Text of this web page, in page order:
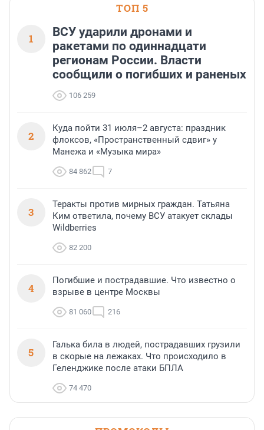
ТОП 5
1
ВСУ ударили дронами и
ракетами по одиннадцати
регионам России. Власти
сообщили о погибших и раненых
106 259
2
Куда пойти 31 июля–2 августа: праздник
флоксов, «Пространственный сдвиг» у
Манежа и «Музыка мира»
84 862 7
3
Теракты против мирных граждан. Татьяна
Ким ответила, почему ВСУ атакует склады
Wildberries
82 200
4
Погибшие и пострадавшие. Что известно о
взрыве в центре Москвы
81 060 216
5
Галька била в людей, пострадавших грузили
в скорые на лежаках. Что происходило в
Геленджике после атаки БПЛА
74 470